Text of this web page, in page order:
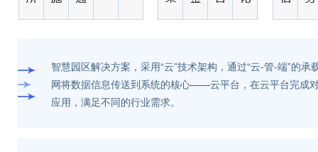
智慧园区解决方案，采用“云”技术架构，通过“云-管-端”的
网将数据信息传送到系统的核心——云平台，在云平台完成
应用，满足不同的行业需求。